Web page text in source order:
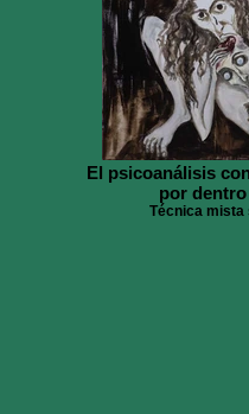
El psicoanálisis
por
Técnica mista